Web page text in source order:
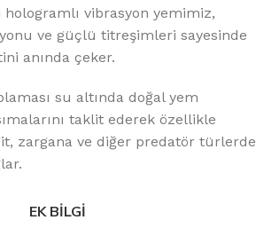
vibrasyon yemimiz,
ve güçlü titreşimleri sayesinde
anında çeker.
su altında doğal yem
taklit ederek özellikle
zargana ve diğer predatör türlerde
EK BILGI